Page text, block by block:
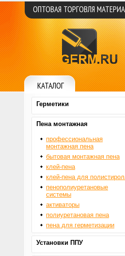
Герметики
Пена монтажная
профессиональная
монтажная пена
бытовая монтажная пена
клей-пена
клей-пена для
пенополиуретановые
системы
активаторы
полиуретановая пена
пена для герметизации
Установки ППУ
ОПТОВАЯ ТОРГОВЛЯ
КАТАЛОГ